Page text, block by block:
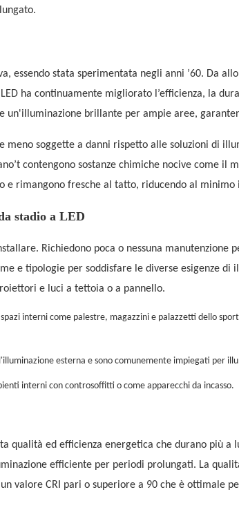
essendo stata sperimentata negli anni ’60. Da
ha continuamente migliorato l’efficienza, la
un'illuminazione brillante per ampie aree,
meno soggette a danni rispetto alle soluzioni di
contengono sostanze chimiche nocive come
e rimangono fresche al tatto, riducendo al
stadio a LED
Richiedono poca o nessuna manutenzione
e tipologie per soddisfare le diverse esigenze
e luci a tettoia o a pannello.
interni come palestre, magazzini e palazzetti dello
esterna e sono comunemente impiegati per
interni con controsoffitti o come apparecchi da incasso.
qualità ed efficienza energetica che durano più
efficiente per periodi prolungati. La
valore CRI pari o superiore a 90 che è ottimale